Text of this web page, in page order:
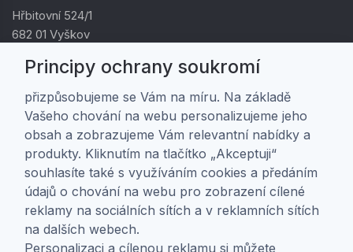
Hřbitovní 524/1
682 01 Vyškov
DIČ: CZ01805878
Zákaznická péče
Doprava a platba
Obchodní podmínky
Ochrana osobních údajů
Nastavení soukromí
Principy ochrany soukromí
přizpůsobujeme se Vám na míru. Na základě
Vašeho chování na webu personalizujeme jeho
obsah a zobrazujeme Vám relevantní nabídky a
produkty. Kliknutím na tlačítko „Akceptuji“
souhlasíte také s využíváním cookies a předáním
údajů o chování na webu pro zobrazení cílené
reklamy na sociálních sítích a v reklamních sítích
na dalších webech.
Personalizaci a cílenou reklamu si můžete